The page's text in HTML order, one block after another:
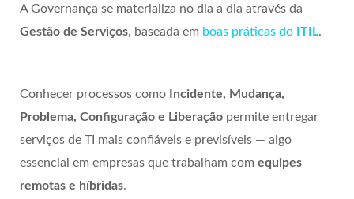
A Governança se materializa no dia a dia através da
Gestão de Serviços, baseada em boas práticas do ITIL.
Conhecer processos como
Incidente, Mudança,
Problema, Configuração e Liberação permite entregar
serviços de TI mais confiáveis e previsíveis — algo
essencial em empresas que trabalham com equipes
remotas e híbridas.